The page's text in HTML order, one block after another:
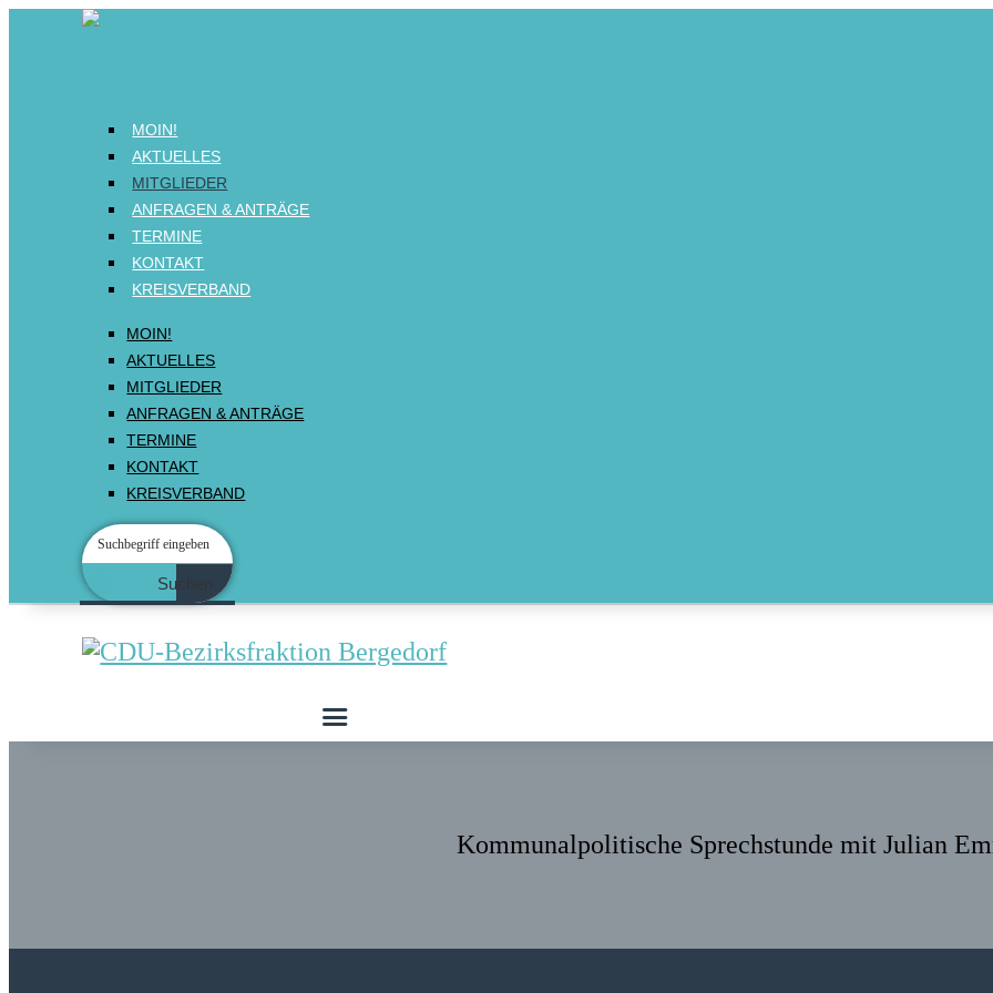
MOIN!
AKTUELLES
MITGLIEDER
ANFRAGEN & ANTRÄGE
TERMINE
KONTAKT
KREISVERBAND
MOIN!
AKTUELLES
MITGLIEDER
ANFRAGEN & ANTRÄGE
TERMINE
KONTAKT
KREISVERBAND
Suchen
Kommunalpolitische Sprechstunde mit Julian